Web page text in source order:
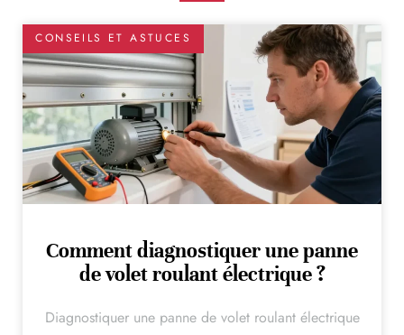
CONSEILS ET ASTUCES
Comment diagnostiquer une panne
de volet roulant électrique ?
Diagnostiquer une panne de volet roulant électrique